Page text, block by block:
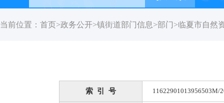
当前位置： 首页>政务公开>镇街道部门信息>部门>临夏市自然
索 引 号 11622901013956503M/